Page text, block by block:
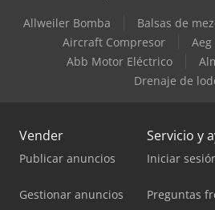
Allweiler Bomba
Balsas de
Aircraft Compresor
Abb Motor Eléctrico
Drenaje de
Vender
Publicar anuncios
Gestionar anuncios
Servicio y
Iniciar
Preguntas